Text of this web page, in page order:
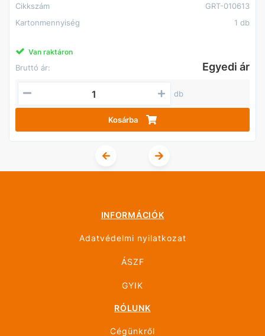
Cikkszám
GRT-010613
Kartonmennyiség
1 db
Van raktáron
Bruttó ár: Egyedi ár
db
Kosárba
INFORMÁCIÓK
Adatvédelmi nyilatkozat
ÁSZF
GYIK
RÓLUNK
Cégünkről